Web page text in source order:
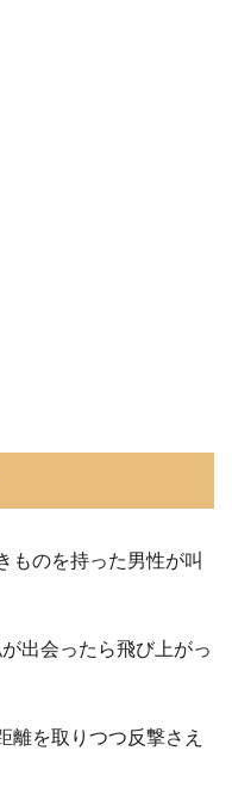
ものを持った男性が叫
出会ったら飛び上がっ
離を取りつつ反撃さえ